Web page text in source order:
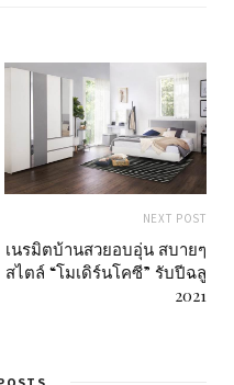
NEXT POST
เนรมิตบ้านสวยอบอุ่น สบายๆ
สไตล์ “โมเดิร์นโคซี” รับปีฉลู
2021